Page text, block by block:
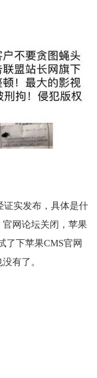
证实发布，具体是什
网论坛关闭，苹果
了下苹果CMS官网
有了。